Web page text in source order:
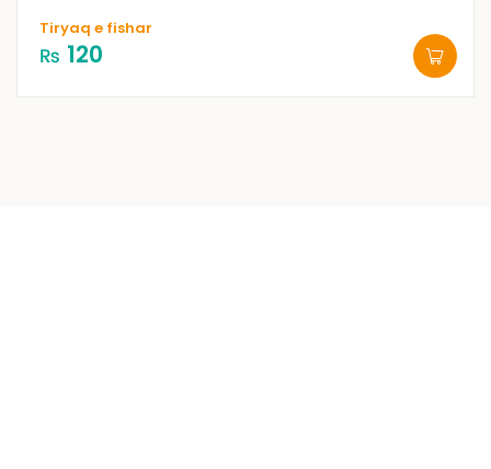
Tiryaq e fishar
₨ 120